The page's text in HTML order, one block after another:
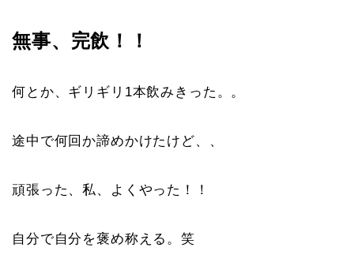
無事、完飲！！
何とか、ギリギリ1本飲みきった。。
途中で何回か諦めかけたけど、、
頑張った、私、よくやった！！
自分で自分を褒め称える。笑